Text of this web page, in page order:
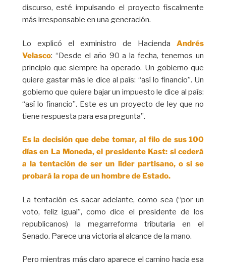
discurso, esté impulsando el proyecto fiscalmente
más irresponsable en una generación.
Lo explicó el exministro de Hacienda Andrés
Velasco: “Desde el año 90 a la fecha, tenemos un
principio que siempre ha operado. Un gobierno que
quiere gastar más le dice al país: “así lo financio”. Un
gobierno que quiere bajar un impuesto le dice al país:
“así lo financio”. Este es un proyecto de ley que no
tiene respuesta para esa pregunta”.
Es la decisión que debe tomar, al filo de sus 100
días en La Moneda, el presidente Kast: si cederá
a la tentación de ser un líder partisano, o si se
probará la ropa de un hombre de Estado.
La tentación es sacar adelante, como sea (“por un
voto, feliz igual”, como dice el presidente de los
republicanos) la megarreforma tributaria en el
Senado. Parece una victoria al alcance de la mano.
Pero mientras más claro aparece el camino hacia esa